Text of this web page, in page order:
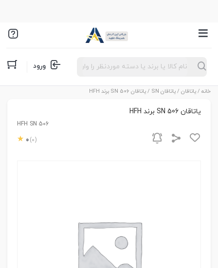
Products
search ورود
خانه /یاتاقان /یاتاقان SN / یاتاقان SN 506 برند HFH
یاتاقان SN 506 برند HFH
HFH SN 506
0 (0)